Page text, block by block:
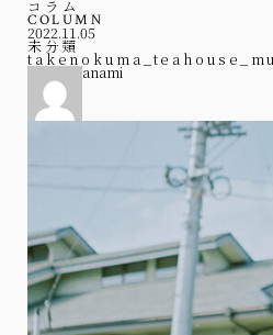
コラム
COLUMN
2022.11.05
未分類
anami